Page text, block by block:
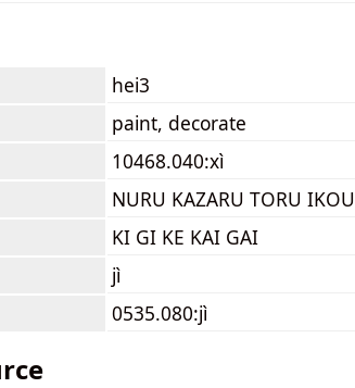
hei3
paint, decorate
10468.040:xì
NURU KAZARU TORU IKOU
KI GI KE KAI GAI
jì
0535.080:jì